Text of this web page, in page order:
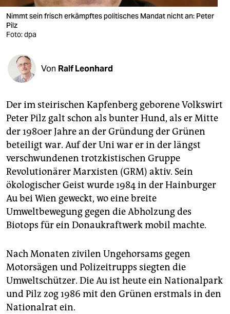
verlag
veranstaltungen
shop
fragen & hilfe
abo
genossenschaft
epaper login
Nimmt sein frisch erkämpftes politisches Mandat nicht an: Peter
Pilz
Foto: dpa
Von Ralf Leonhard
Der im steirischen Kapfenberg geborene Volkswirt
Peter Pilz galt schon als bunter Hund, als er Mitte
der 1980er Jahre an der Gründung der Grünen
beteiligt war. Auf der Uni war er in der längst
verschwundenen trotzkistischen Gruppe
Revolutionärer Marxisten (GRM) aktiv. Sein
ökologischer Geist wurde 1984 in der Hainburger
Au bei Wien geweckt, wo eine breite
Umweltbewegung gegen die Abholzung des
Biotops für ein Donaukraftwerk mobil machte.
Nach Monaten zivilen Ungehorsams gegen
Motorsägen und Polizeitrupps siegten die
Umweltschützer. Die Au ist heute ein Nationalpark
und Pilz zog 1986 mit den Grünen erstmals in den
Nationalrat ein.